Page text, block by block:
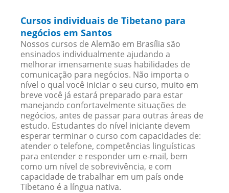
Cursos individuais de Tibetano para
negócios em Santos
Nossos cursos de Alemão em Brasília são
ensinados individualmente ajudando a
melhorar imensamente suas habilidades de
comunicação para negócios. Não importa o
nível o qual você iniciar o seu curso, muito em
breve você já estará preparado para estar
manejando confortavelmente situações de
negócios, antes de passar para outras áreas de
estudo. Estudantes do nível iniciante devem
esperar terminar o curso com capacidades de:
atender o telefone, competências linguísticas
para entender e responder um e-mail, bem
como um nível de sobrevivência, e com
capacidade de trabalhar em um país onde
Tibetano é a língua nativa.